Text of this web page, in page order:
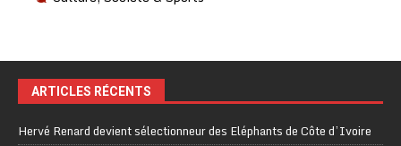
ARTICLES RÉCENTS
Hervé Renard devient sélectionneur des Eléphants de Côte d’Ivoire